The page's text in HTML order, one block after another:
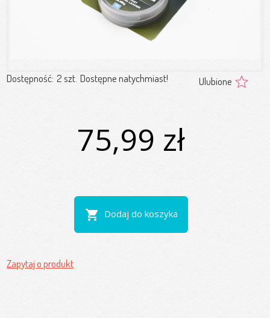
Dostępność: 2 szt. Dostępne natychmiast! Ulubione
75,99 zł
shopping_cart Dodaj do koszyka
Zapytaj o produkt